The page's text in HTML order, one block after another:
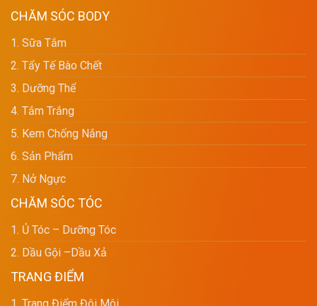
CHĂM SÓC BODY
1. Sữa Tắm
2. Tẩy Tế Bào Chết
3. Dưỡng Thể
4. Tắm Trắng
5. Kem Chống Nắng
6. Sản Phẩm
7. Nở Ngực
CHĂM SÓC TÓC
1. Ủ Tóc – Dưỡng Tóc
2. Dầu Gội –dầu Xả
TRANG ĐIỂM